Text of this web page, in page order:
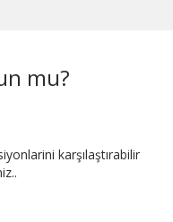
mu?
karşılaştırabilir